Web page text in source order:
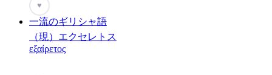
♥
一流のギリシャ語
（現）エクセレトス
εξαίρετος